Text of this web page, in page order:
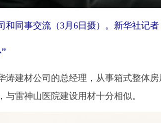
和同事交流（3月6日摄）。新华社记
建材公司的总经理，从事箱式整体房
雷神山医院建设用材十分相似。